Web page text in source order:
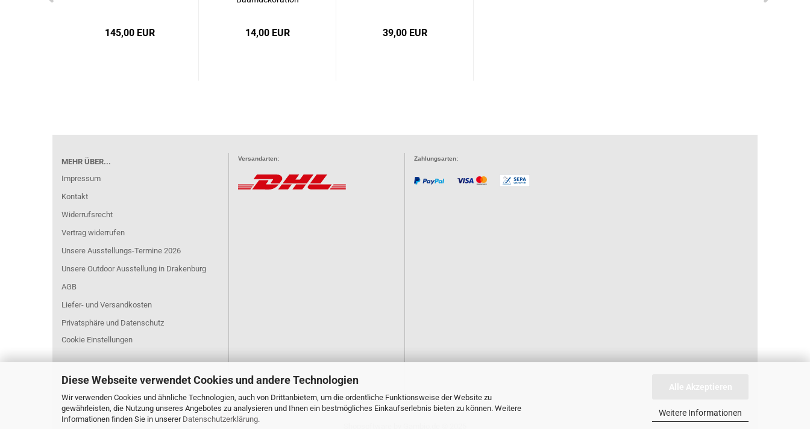
Diese Webseite verwendet Cookies und andere Technologien
Wir verwenden Cookies und ähnliche Technologien, auch von Drittanbietern, um die ordentliche Funktionsweise der Website zu
gewährleisten, die Nutzung unseres Angebotes zu analysieren und Ihnen ein bestmögliches Einkaufserlebnis bieten zu können. Weitere
Informationen finden Sie in unserer Datenschutzerklärung.
Weitere Informationen
145,00 EUR 14,00 EUR 39,00 EUR
MEHR ÜBER...
Impressum
Kontakt
Widerrufsrecht
Vertrag widerrufen
Unsere Ausstellungs-Termine 2026
Unsere Outdoor Ausstellung in Drakenburg
AGB
Liefer- und Versandkosten
Privatsphäre und Datenschutz
Cookie Einstellungen
Versandarten: Zahlungsarten: